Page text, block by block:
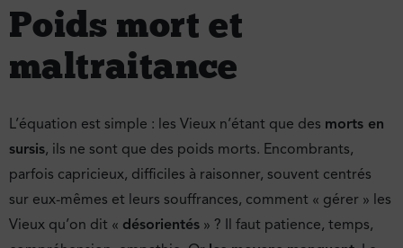
Poids mort et
maltraitance
L’équation est simple : les Vieux n’étant que des morts en
sursis, ils ne sont que des poids morts. Encombrants,
parfois capricieux, difficiles à raisonner, souvent centrés
sur eux-mêmes et leurs souffrances, comment « gérer » les
Vieux qu’on dit « désorientés » ? Il faut patience, temps,